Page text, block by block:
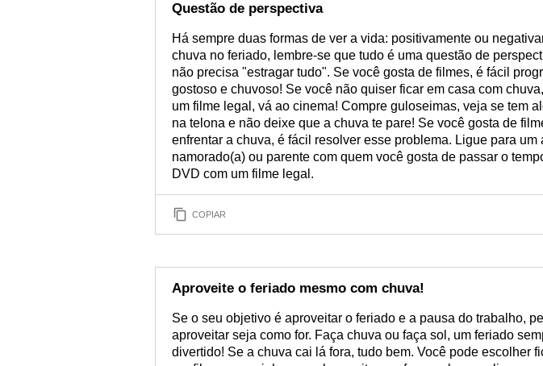
Questão de perspectiva
Há sempre duas formas de ver a vida: positivamente ou
chuva no feriado, lembre-se que tudo é uma questão de
não precisa "estragar tudo". Se você gosta de filmes, é fácil
gostoso e chuvoso! Se você não quiser ficar em casa com
um filme legal, vá ao cinema! Compre guloseimas, veja se tem
na telona e não deixe que a chuva te pare! Se você gosta de
enfrentar a chuva, é fácil resolver esse problema. Ligue para um
namorado(a) ou parente com quem você gosta de passar o
DVD com um filme legal.
COPIAR
Aproveite o feriado mesmo com chuva!
Se o seu objetivo é aproveitar o feriado e a pausa do trabalho,
aproveitar seja como for. Faça chuva ou faça sol, um feriado
divertido! Se a chuva cai lá fora, tudo bem. Você pode escolher